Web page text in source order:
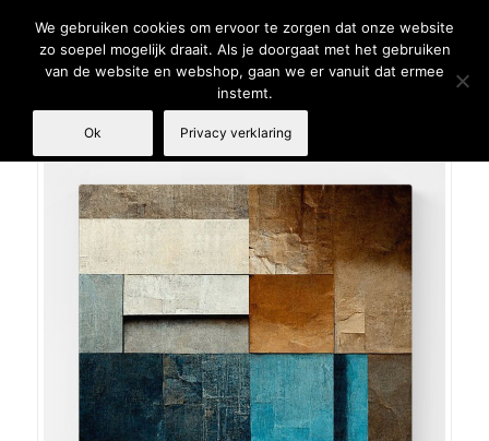
We gebruiken cookies om ervoor te zorgen dat onze website
zo soepel mogelijk draait. Als je doorgaat met het gebruiken
van de website en webshop, gaan we er vanuit dat ermee
instemt.
Ok Privacy verklaring